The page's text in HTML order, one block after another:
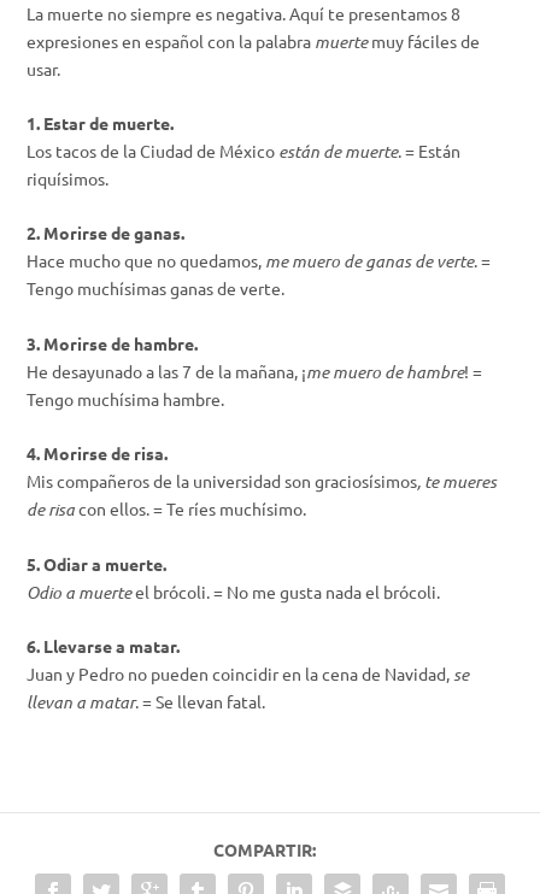
La muerte no siempre es negativa. Aquí te presentamos 8
expresiones en español con la palabra muertemuy fáciles de
usar.
1. Estar de muerte.
Los tacos de la Ciudad de México están de muerte. = Están
riquísimos.
2. Morirse de ganas.
Hace mucho que no quedamos, me muero de ganas de verte. =
Tengo muchísimas ganas de verte.
3. Morirse de hambre.
He desayunado a las 7 de la mañana, ¡me muero de hambre! =
Tengo muchísima hambre.
4. Morirse de risa.
Mis compañeros de la universidad son graciosísimos, te mueres
de risacon ellos. = Te ríes muchísimo.
5. Odiar a muerte.
Odio a muerteel brócoli. = No me gusta nada el brócoli.
6. Llevarse a matar.
Juan y Pedro no pueden coincidir en la cena de Navidad,se
llevan a matar. = Se llevan fatal.
COMPARTIR: